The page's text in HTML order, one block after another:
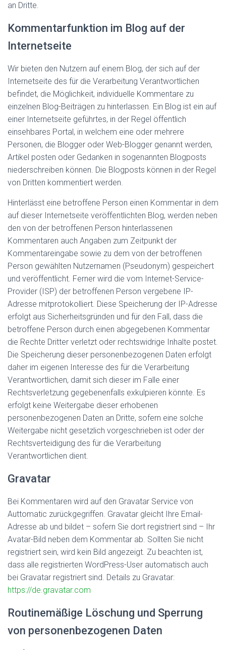
an Dritte.
Kommentarfunktion im Blog auf der
Internetseite
Wir bieten den Nutzern auf einem Blog, der sich auf der
Internetseite des für die Verarbeitung Verantwortlichen
befindet, die Möglichkeit, individuelle Kommentare zu
einzelnen Blog-Beiträgen zu hinterlassen. Ein Blog ist ein auf
einer Internetseite geführtes, in der Regel öffentlich
einsehbares Portal, in welchem eine oder mehrere
Personen, die Blogger oder Web-Blogger genannt werden,
Artikel posten oder Gedanken in sogenannten Blogposts
niederschreiben können. Die Blogposts können in der Regel
von Dritten kommentiert werden.
Hinterlässt eine betroffene Person einen Kommentar in dem
auf dieser Internetseite veröffentlichten Blog, werden neben
den von der betroffenen Person hinterlassenen
Kommentaren auch Angaben zum Zeitpunkt der
Kommentareingabe sowie zu dem von der betroffenen
Person gewählten Nutzernamen (Pseudonym) gespeichert
und veröffentlicht. Ferner wird die vom Internet-Service-
Provider (ISP) der betroffenen Person vergebene IP-
Adresse mitprotokolliert. Diese Speicherung der IP-Adresse
erfolgt aus Sicherheitsgründen und für den Fall, dass die
betroffene Person durch einen abgegebenen Kommentar
die Rechte Dritter verletzt oder rechtswidrige Inhalte postet.
Die Speicherung dieser personenbezogenen Daten erfolgt
daher im eigenen Interesse des für die Verarbeitung
Verantwortlichen, damit sich dieser im Falle einer
Rechtsverletzung gegebenenfalls exkulpieren könnte. Es
erfolgt keine Weitergabe dieser erhobenen
personenbezogenen Daten an Dritte, sofern eine solche
Weitergabe nicht gesetzlich vorgeschrieben ist oder der
Rechtsverteidigung des für die Verarbeitung
Verantwortlichen dient.
Gravatar
Bei Kommentaren wird auf den Gravatar Service von
Auttomatic zurückgegriffen. Gravatar gleicht Ihre Email-
Adresse ab und bildet – sofern Sie dort registriert sind – Ihr
Avatar-Bild neben dem Kommentar ab. Sollten Sie nicht
registriert sein, wird kein Bild angezeigt. Zu beachten ist,
dass alle registrierten WordPress-User automatisch auch
bei Gravatar registriert sind. Details zu Gravatar:
https://de.gravatar.com
Routinemäßige Löschung und Sperrung
von personenbezogenen Daten